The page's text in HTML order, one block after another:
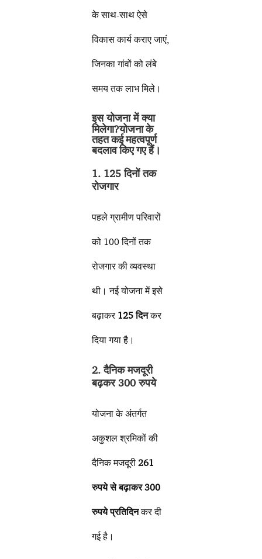
के साथ-साथ ऐसे
विकास कार्य कराए जाएं,
जिनका गांवों को लंबे
समय तक लाभ मिले।
इस योजना में क्या
मिलेगा?योजना के
तहत कई महत्वपूर्ण
बदलाव किए गए हैं।
1. 125 दिनों तक
रोजगार
पहले ग्रामीण परिवारों
को 100 दिनों तक
रोजगार की व्यवस्था
थी। नई योजना में इसे
बढ़ाकर 125 दिनकर
दिया गया है।
2. दैनिक मजदूरी
बढ़कर 300 रुपये
योजना के अंतर्गत
अकुशल श्रमिकों की
दैनिक मजदूरी261
रुपये से बढ़ाकर 300
रुपये प्रतिदिनकर दी
गई है।